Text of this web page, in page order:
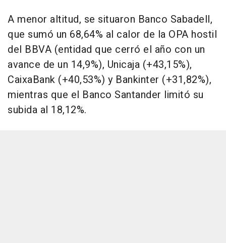
A menor altitud, se situaron Banco Sabadell,
que sumó un 68,64% al calor de la OPA hostil
del BBVA (entidad que cerró el año con un
avance de un 14,9%), Unicaja (+43,15%),
CaixaBank (+40,53%) y Bankinter (+31,82%),
mientras que el Banco Santander limitó su
subida al 18,12%.